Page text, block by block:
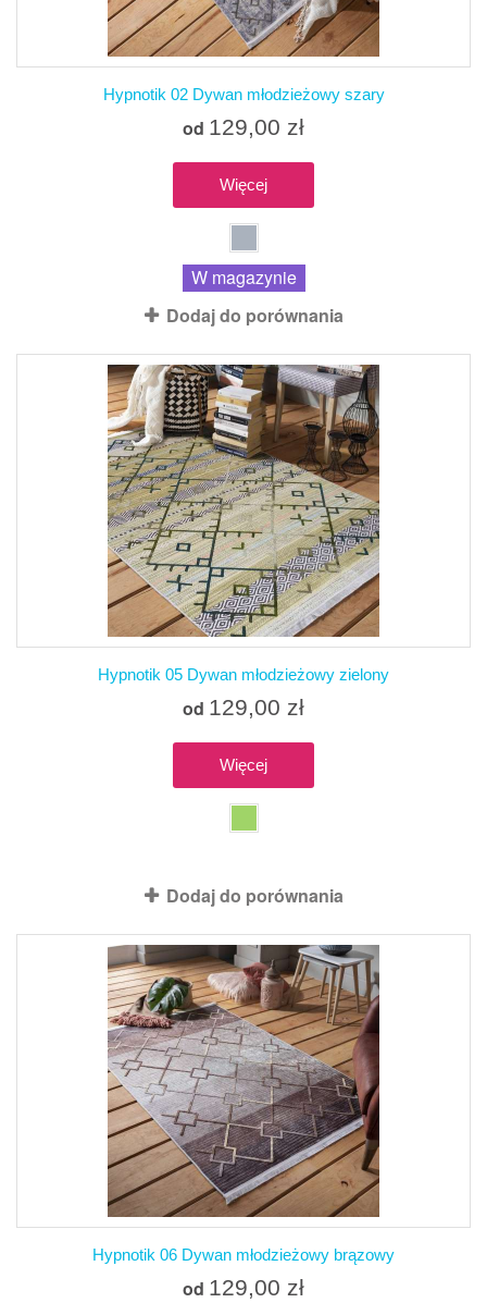
Hypnotik 02 Dywan młodzieżowy szary
od 129,00 zł
Więcej
W magazynie
Dodaj do porównania
Hypnotik 05 Dywan młodzieżowy zielony
od 129,00 zł
Więcej
Dodaj do porównania
Hypnotik 06 Dywan młodzieżowy brązowy
od 129,00 zł